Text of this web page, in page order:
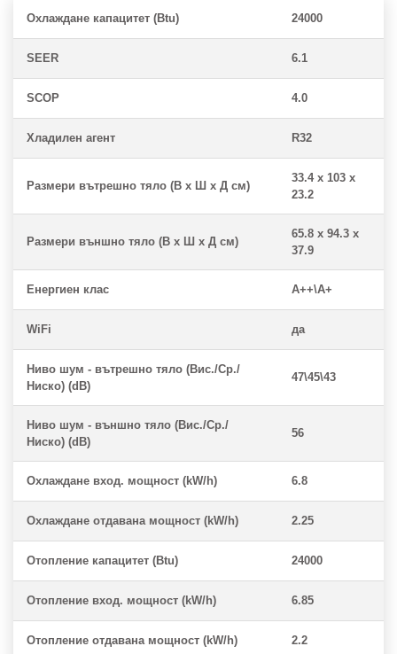
Охлаждане капацитет (Btu) 24000
SEER 6.1
SCOP 4.0
Хладилен агент R32
Размери вътрешно тяло (В x Ш x Д см)
33.4 x 103 x
23.2
Размери външно тяло (В x Ш x Д см)
65.8 x 94.3 x
37.9
Енергиен клас A++\A+
WiFi да
Ниво шум - вътрешно тяло (Вис./Ср./
Ниско) (dB)
47\45\43
Ниво шум - външно тяло (Вис./Ср./
Ниско) (dB)
56
Охлаждане вход. мощност (kW/h) 6.8
Охлаждане отдавана мощност (kW/h) 2.25
Отопление капацитет (Btu) 24000
Отопление вход. мощност (kW/h) 6.85
Отопление отдавана мощност (kW/h) 2.2